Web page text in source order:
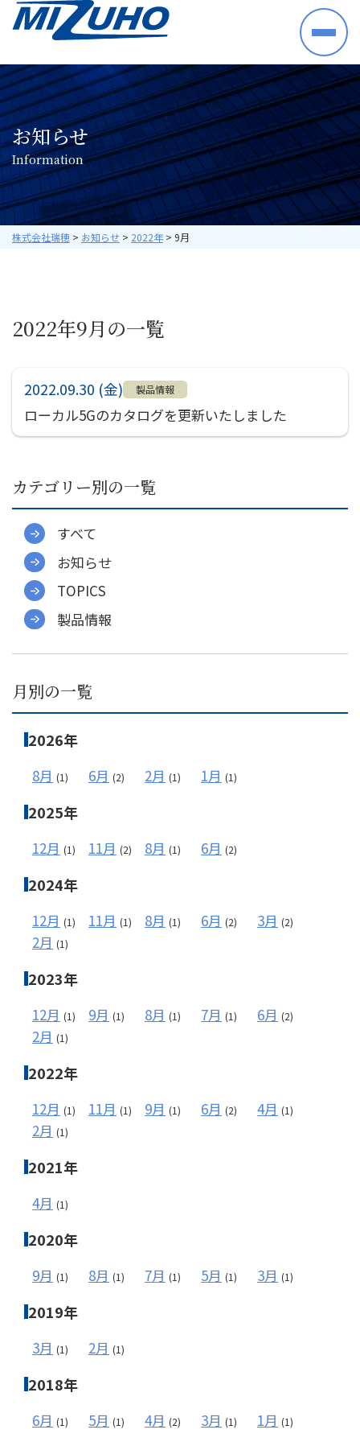
HOME
事業案内
半導体・電子部品・材料
産業機械・制御機器
空調機器・住宅設備機器
プラントシステム
海外ビジネス
取り扱いメーカー
暮らしの中の瑞穂
研修・教育について
募集要項
会社案内
会社概要
会社沿革
関連会社
決算公告
環境への取り組み
お知らせ
プライバシーポリシー
メールフォーム
03-6850-9900
お知らせ
Information
株式会社瑞穂 > お知らせ > 2022年> 9月
2022年9月の一覧
2022.09.30 (金) 製品情報
ローカル5Gのカタログを更新いたしました
カテゴリー別の一覧
すべて
お知らせ
TOPICS
製品情報
月別の一覧
2026年
8月 (1) 6月 (2) 2月 (1) 1月 (1)
2025年
12月 (1) 11月 (2) 8月 (1) 6月 (2)
2024年
12月 (1) 11月 (1) 8月 (1) 6月 (2) 3月 (2)
2月 (1)
2023年
12月 (1) 9月 (1) 8月 (1) 7月 (1) 6月 (2)
2月 (1)
2022年
12月 (1) 11月 (1) 9月 (1) 6月 (2) 4月 (1)
2月 (1)
2021年
4月 (1)
2020年
9月 (1) 8月 (1) 7月 (1) 5月 (1) 3月 (1)
2019年
3月 (1) 2月 (1)
2018年
6月 (1) 5月 (1) 4月 (2) 3月 (1) 1月 (1)